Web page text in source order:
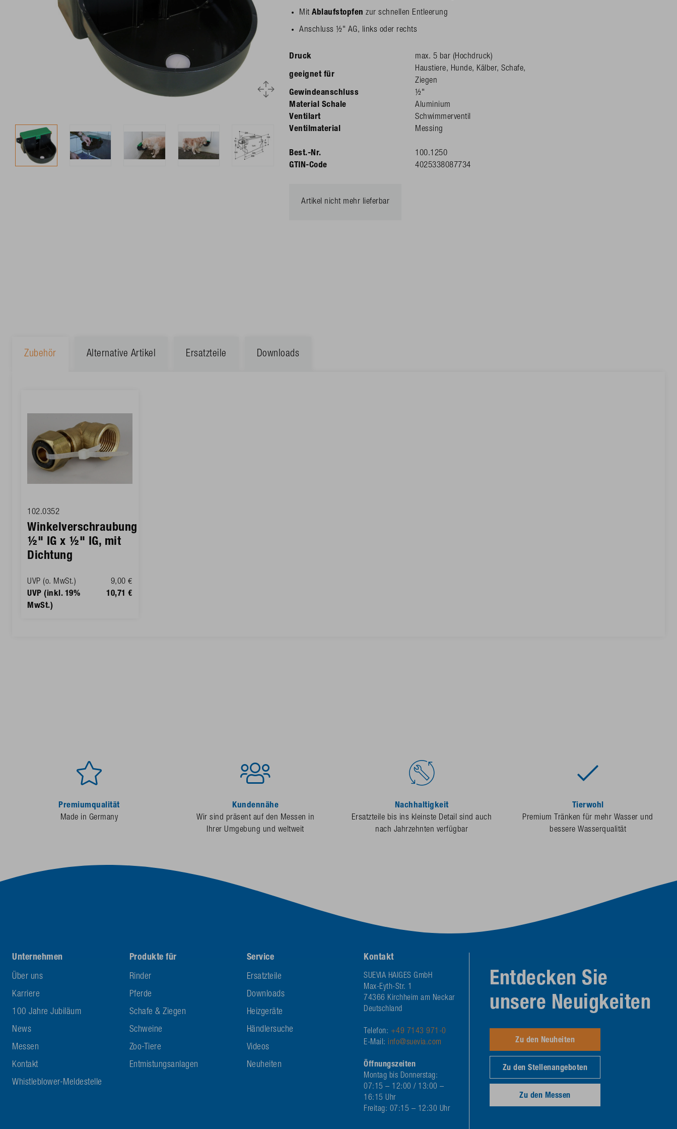
Mit Ablaufstopfen zur schnellen Entleerung
Anschluss ½" AG, links oder rechts
Druck max. 5 bar (Hochdruck)
geeignet für
Haustiere, Hunde, Kälber, Schafe,
Ziegen
Gewindeanschluss
½"
Material Schale
Aluminium
Ventilart
Schwimmerventil
Ventilmaterial
Messing
Best.-Nr.
100.1250
GTIN-Code
4025338087734
Artikel nicht mehr lieferbar
Zubehör Alternative Artikel Ersatzteile Downloads
102.0352
Winkelverschraubung
½" IG x ½" IG, mit
Dichtung
UVP (o. MwSt.)
9,00 €
UVP (inkl. 19%
MwSt.)
10,71 €
Premiumqualität
Made in Germany
Kundennähe
Wir sind präsent auf den Messen in
Ihrer Umgebung und weltweit
Nachhaltigkeit
Ersatzteile bis ins kleinste Detail sind auch
nach Jahrzehnten verfügbar
Tierwohl
Premium Tränken für mehr Wasser und
bessere Wasserqualität
Unternehmen
Über uns
Karriere
100 Jahre Jubiläum
News
Messen
Kontakt
Whistleblower-Meldestelle
Produkte für
Rinder
Pferde
Schafe & Ziegen
Schweine
Zoo-Tiere
Entmistungsanlagen
Service
Ersatzteile
Downloads
Heizgeräte
Händlersuche
Videos
Neuheiten
Kontakt
SUEVIA HAIGES GmbH
Max-Eyth-Str. 1
74366 Kirchheim am Neckar
Deutschland
Telefon: +49 7143 971-0
E-Mail: info@suevia.com
Öffnungszeiten
Montag bis Donnerstag:
07:15 – 12:00 / 13:00 –
16:15 Uhr
Freitag: 07:15 – 12:30 Uhr
Entdecken Sie
unsere Neuigkeiten
Zu den Neuheiten
Zu den Stellenangeboten
Zu den Messen